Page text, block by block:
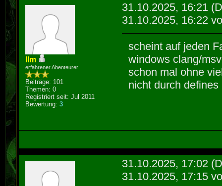
llm
erfahrener Abenteurer
Beiträge: 101
Themen: 0
Registriert seit: Jul 2011
Bewertung:3
31.10.2025, 16:21
31.10.2025, 16:22
scheint auf jeden
windows clang/
schon mal ohne
nicht durch
31.10.2025, 17:02
31.10.2025, 17:15